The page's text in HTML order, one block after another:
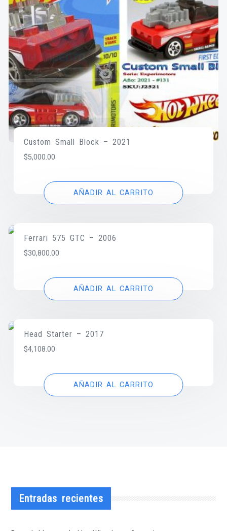
Custom Small Block – 2021
$5,000.00
AÑADIR AL CARRITO
Ferrari 575 GTC – 2006
$30,800.00
AÑADIR AL CARRITO
Head Starter – 2017
$4,108.00
AÑADIR AL CARRITO
Entradas recientes